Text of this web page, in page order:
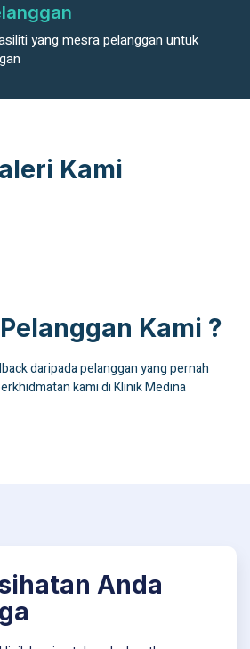
yang mesra pelanggan untuk
Kami
Kami ?
daripada pelanggan yang pernah
kami di Klinik Medina
Anda